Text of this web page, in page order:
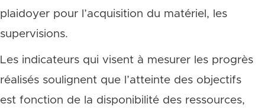
plaidoyer pour l’acquisition du matériel, les
supervisions.
Les indicateurs qui visent à mesurer les progrès
réalisés soulignent que l’atteinte des objectifs
est fonction de la disponibilité des ressources,